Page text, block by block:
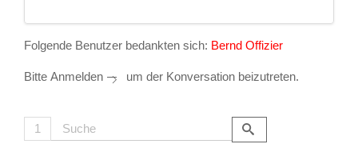
Folgende Benutzer bedankten sich: Bernd Offizier
Bitte Anmelden um der Konversation beizutreten.
1